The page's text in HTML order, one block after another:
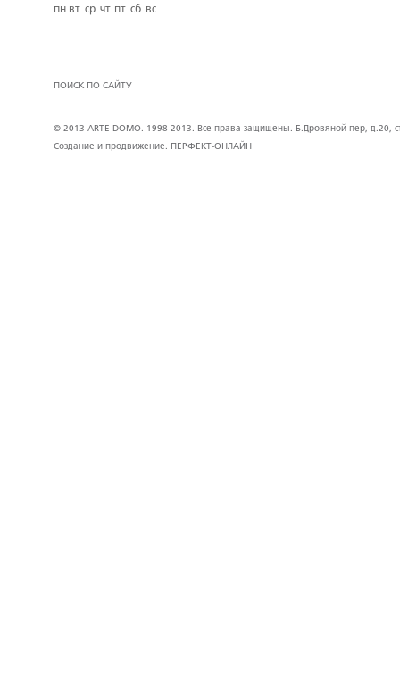
пн вт ср чт пт сб вс
ПОИСК ПО САЙТУ
© 2013 ARTE DOMO. 1998-2013. Все права защищены. Б.Дровяной пер, д.20,
Создание и продвижение.
ПЕРФЕКТ-ОНЛАЙН